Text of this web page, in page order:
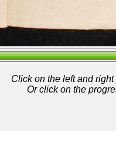
Click on the left and
Or click on the